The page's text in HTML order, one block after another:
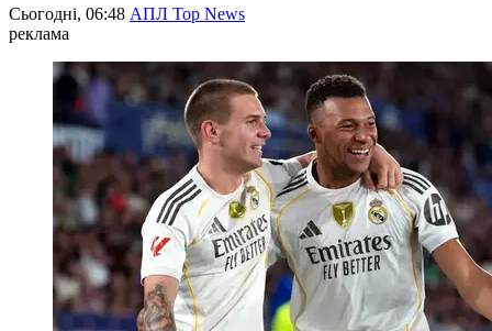
Сьогодні, 06:48 АПЛ Top News
реклама